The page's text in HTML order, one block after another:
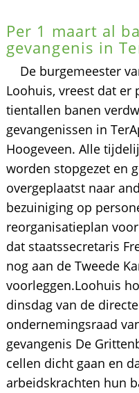
Per 1 maart al
gevangenis in
De burgemeester
Loohuis, vreest dat er
tientallen banen
gevangenissen in
Hoogeveen. Alle
worden stopgezet en
overgeplaatst naar
bezuiniging op
reorganisatieplan
dat staatssecretaris
nog aan de Tweede
voorleggen.Loohuis
dinsdag van de
ondernemingsraad
gevangenis De
cellen dicht gaan en
arbeidskrachten hun